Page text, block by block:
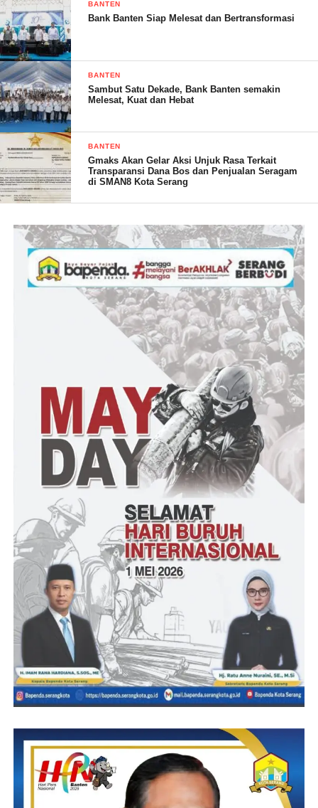
Saya merasa senang telah mendapatkan suatu arahan dan
bimbingan langsung dari Kamaludin, SE Sekjen DPN Solmet
yang begitu gamblangnya memberikan petunjuk yang sangat
berarti bagi saya beserta rekan rekan pengurus Solmet DPD
Kota Sukabumi ungkapnya
Saya pun juga merasa senang juga dapat berkenalan dengan
awak media klik viral yang turut serta memberikan nasehat dan
arahan yang terbaik buat saya
Dan harapan saya semoga kedepan Solmet DPD Kota Sukabumi
Jawa Barat dapat bersinergi dengan media klik viral
Yang lebih terharu saya dalam acara pengukuhan tersebut
menyaksikan pemberian bantuan kursi roda dan uang tunai dari
Ketua umum DPN Solmet buat ibu Susi warga Desa
Karangpapak Kecamatan Cisolok Kabupaten Sukabumi dalam
penyerahan bantuan tersebut disaksikan oleh Agus Kepala Desa
Karangpapak beserta dari Koramil Karangpapak, ternyata
Solmet memiliki sosial yang tinggi terhadap orang kurang
mampu semoga Solmet sukses selalu, pungkasnya
Post Views: 17
BANTEN
Bank Banten Siap Melesat dan Bertransformasi
BANTEN
Sambut Satu Dekade, Bank Banten semakin
Melesat, Kuat dan Hebat
BANTEN
Gmaks Akan Gelar Aksi Unjuk Rasa Terkait
Transparansi Dana Bos dan Penjualan Seragam
di SMAN8 Kota Serang